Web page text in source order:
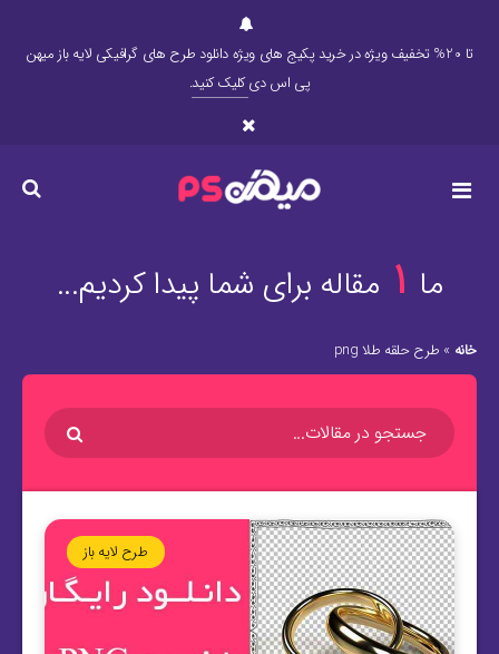
تا 20% تخفیف ویژه در خرید پکیج های ویژه دانلود طرح های گرافیکی لایه باز میهن
پی اس دیکلیک کنید.
ما 1 مقاله برای شما پیدا کردیم...
خانه » طرح حلقه طلا png
طرح لایه باز